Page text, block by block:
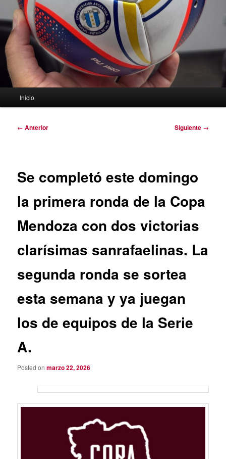
Inicio
Navegación
← Anterior Siguiente →
Se completó este domingo
la primera ronda de la Copa
Mendoza con dos victorias
clarísimas sanrafaelinas. La
segunda ronda se sortea
esta semana y ya juegan
los de equipos de la Serie
A.
Posted onmarzo 22, 2026